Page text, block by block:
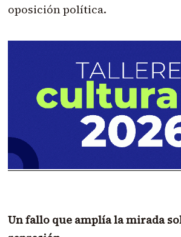
oposición política.
Un fallo que amplía la mirada